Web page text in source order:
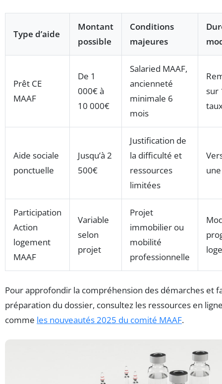
Type d’aide
Montant
possible
Conditions
majeures
Prêt CE
MAAF
De 1
000€ à
10 000€
Salaried MAAF,
ancienneté
minimale 6
mois
sur
Aide sociale
ponctuelle
Jusqu’à 2
500€
Justification de
la difficulté et
ressources
limitées
Participation
Action
logement
MAAF
Variable
selon
projet
Projet
immobilier ou
mobilité
professionnelle
Pour approfondir la compréhension des démarches et
préparation du dossier, consultez les ressources en
comme les nouveautés 2025 du comité MAAF.